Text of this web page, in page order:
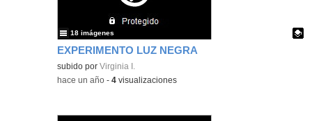
EXPERIMENTO LUZ NEGRA
Contenido educativo.
subido porVirginia I.
18 imágenes
-hace un año -4 visualizaciones